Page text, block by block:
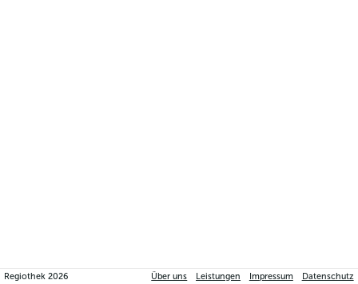
Regiothek2026 Über uns Leistungen Impressum Datenschutz